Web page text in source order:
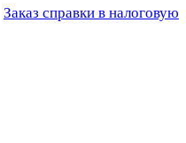
Заказ справки в налоговую